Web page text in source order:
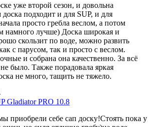
уже второй сезон, и довольна
подходит и для SUP, и для
просто гребла веслом, а потом
намного лучше) Доска широкая и
скользит по воде, можно развить
с парусом, так и просто с веслом.
и собрана она качественно. За всё
было. Также порадовала яркая
не много, тащить не тяжело.
Gladiator PRO 10.8
приобрели себе сап доску!Стоять пока у